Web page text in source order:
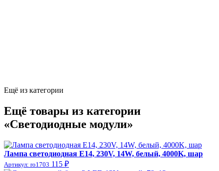
Ещё из категории
Ещё товары из категории
«Светодиодные модули»
Лампа светодиодная E14, 230V, 14W, белый, 4000K, шар
Артикул: ro1703 115 ₽